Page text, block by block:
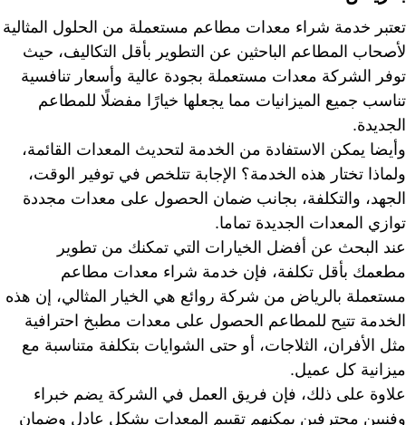
تعتبر خدمة شراء معدات مطاعم مستعملة من الحلول المثالية
لأصحاب المطاعم الباحثين عن التطوير بأقل التكاليف، حيث
توفر الشركة معدات مستعملة بجودة عالية وأسعار تنافسية
تناسب جميع الميزانيات مما يجعلها خيارًا مفضلًا للمطاعم
الجديدة.
وأيضا يمكن الاستفادة من الخدمة لتحديث المعدات القائمة،
ولماذا تختار هذه الخدمة؟ الإجابة تتلخص في توفير الوقت،
الجهد، والتكلفة، بجانب ضمان الحصول على معدات مجددة
توازي المعدات الجديدة تماما.
عند البحث عن أفضل الخيارات التي تمكنك من تطوير
مطعمك بأقل تكلفة، فإن خدمة شراء معدات مطاعم
مستعملة بالرياض من شركة روائع هي الخيار المثالي، إن هذه
الخدمة تتيح للمطاعم الحصول على معدات مطبخ احترافية
مثل الأفران، الثلاجات، أو حتى الشوايات بتكلفة متناسبة مع
ميزانية كل عميل.
علاوة على ذلك، فإن فريق العمل في الشركة يضم خبراء
وفنيين محترفين يمكنهم تقييم المعدات بشكل عادل وضمان